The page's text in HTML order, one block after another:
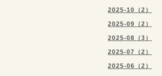
2025-10（2）
2025-09（2）
2025-08（3）
2025-07（2）
2025-06（2）